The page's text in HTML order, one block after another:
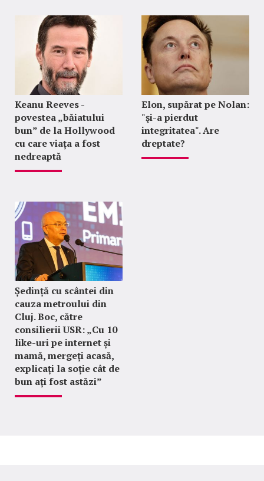
Keanu Reeves -
povestea „băiatului
bun” de la Hollywood
cu care viața a fost
nedreaptă
Elon, supărat pe Nolan:
"şi-a pierdut
integritatea". Are
dreptate?
Ședință cu scântei din
cauza metroului din
Cluj. Boc, către
consilierii USR: „Cu 10
like-uri pe internet și
mamă, mergeți acasă,
explicați la soție cât de
bun ați fost astăzi”